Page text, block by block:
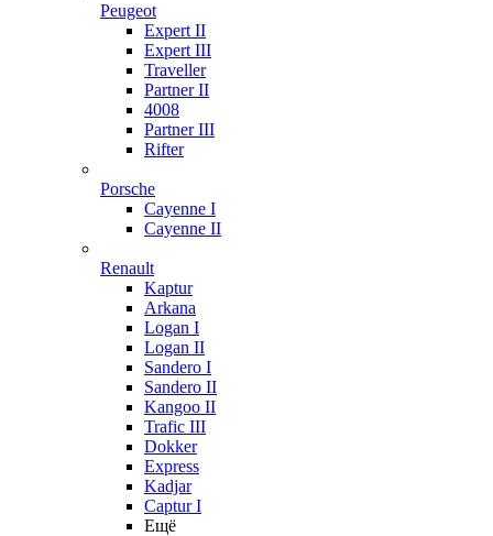
Peugeot
Expert II
Expert III
Traveller
Partner II
4008
Partner III
Rifter
Porsche
Cayenne I
Cayenne II
Renault
Kaptur
Arkana
Logan I
Logan II
Sandero I
Sandero II
Kangoo II
Trafic III
Dokker
Express
Kadjar
Captur I
Ещё